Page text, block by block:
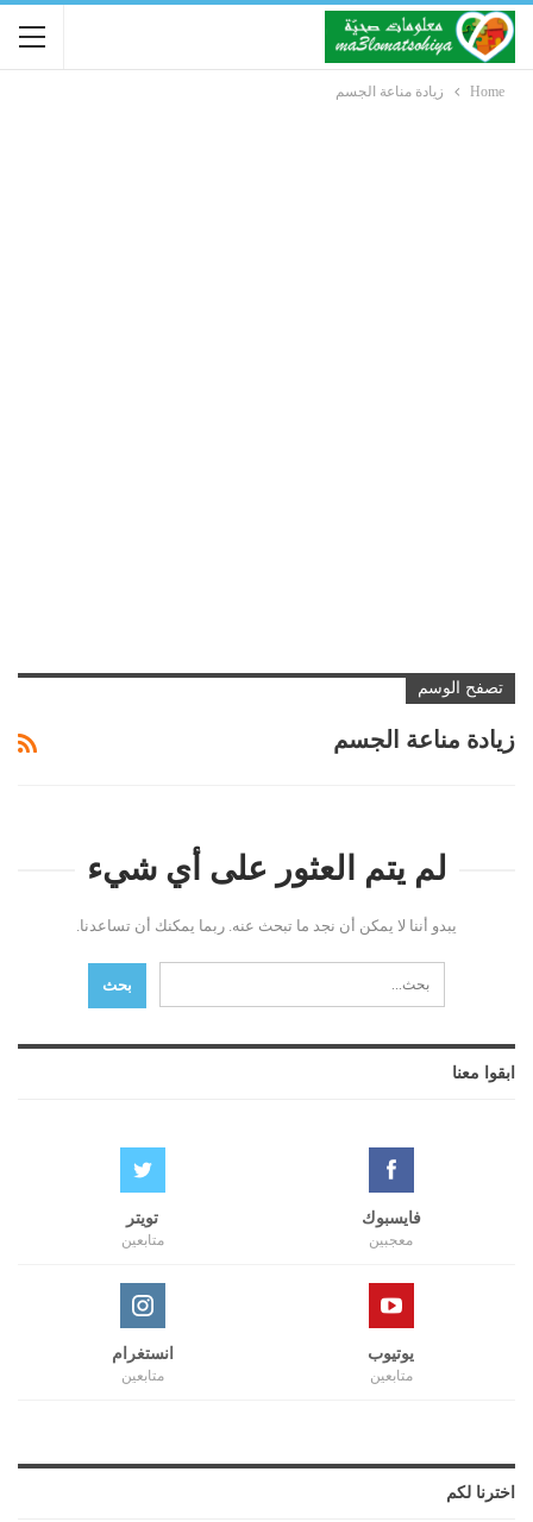
Home زيادة مناعة الجسم
تصفح الوسم
زيادة مناعة الجسم
لم يتم العثور على أي شيء
يبدو أننا لا يمكن أن نجد ما تبحث عنه. ربما يمكنك أن تساعدنا.
ابقوا معنا
فايسبوك
معجبين
تويتر
متابعين
يوتيوب
متابعين
انستغرام
متابعين
اخترنا لكم